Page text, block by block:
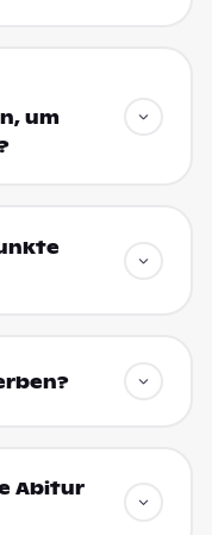
um
Abitur